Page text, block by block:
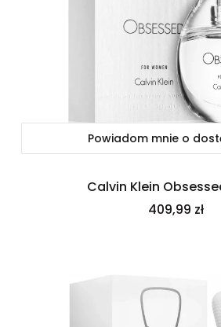
Powiadom mnie o
Calvin Klein
Cena
409,99 zł